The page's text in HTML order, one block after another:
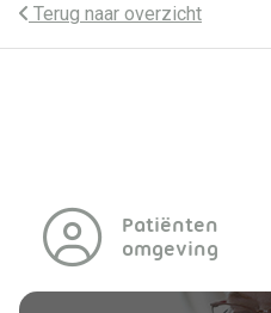
Terug naar overzicht
Patiënten
omgeving